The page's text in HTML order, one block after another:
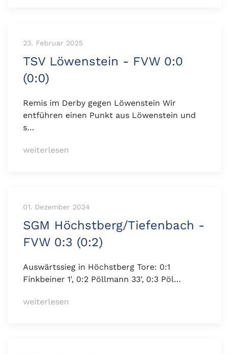
23. Februar 2025
TSV Löwenstein - FVW 0:0
(0:0)
Remis im Derby gegen Löwenstein Wir
entführen einen Punkt aus Löwenstein und
s…
weiterlesen
01. Dezember 2024
SGM Höchstberg/Tiefenbach -
FVW 0:3 (0:2)
Auswärtssieg in Höchstberg Tore: 0:1
Finkbeiner 1', 0:2 Pöllmann 33', 0:3 Pöl…
weiterlesen